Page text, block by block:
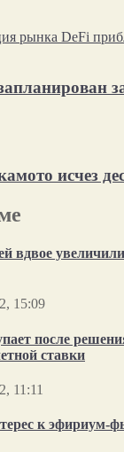
исчез
вдвое
15:09
после
ставки
11:11
к эфириум-